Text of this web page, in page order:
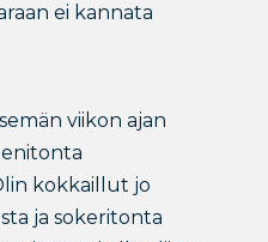
ei kannata
viikon ajan
kokkaillut jo
ja sokeritonta